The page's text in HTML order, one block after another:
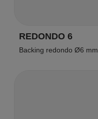
REDONDO 6
Backing redondo Ø6 mm